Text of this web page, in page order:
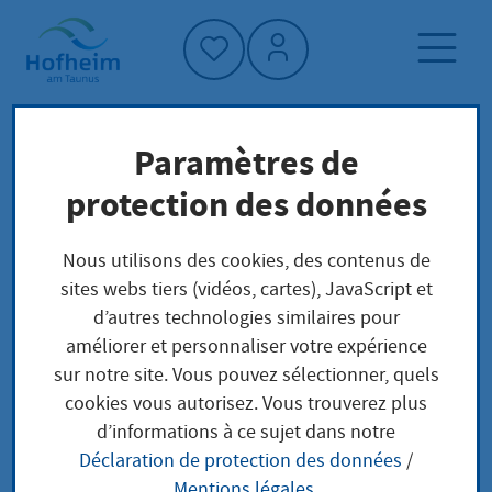
Accueil"
Page d'accueil
Trouver un service
Préoccupations locales
Baukontrolle
Leistungsbeschreibung
Alle Anlagen im Geltungsbereich der Hessischen
Paramètres de
protection des données
Nous utilisons des cookies, des contenus de
sites webs tiers (vidéos, cartes), JavaScript et
d’autres technologies similaires pour
améliorer et personnaliser votre expérience
sur notre site. Vous pouvez sélectionner, quels
cookies vous autorisez. Vous trouverez plus
d’informations à ce sujet dans notre
Déclaration de protection des données /